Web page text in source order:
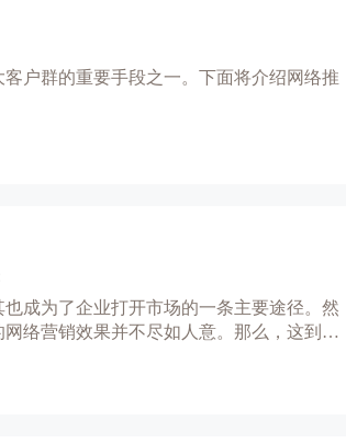
户群的重要手段之一。下面将介绍网络推
成为了企业打开市场的一条主要途径。然
络营销效果并不尽如人意。那么，这到底